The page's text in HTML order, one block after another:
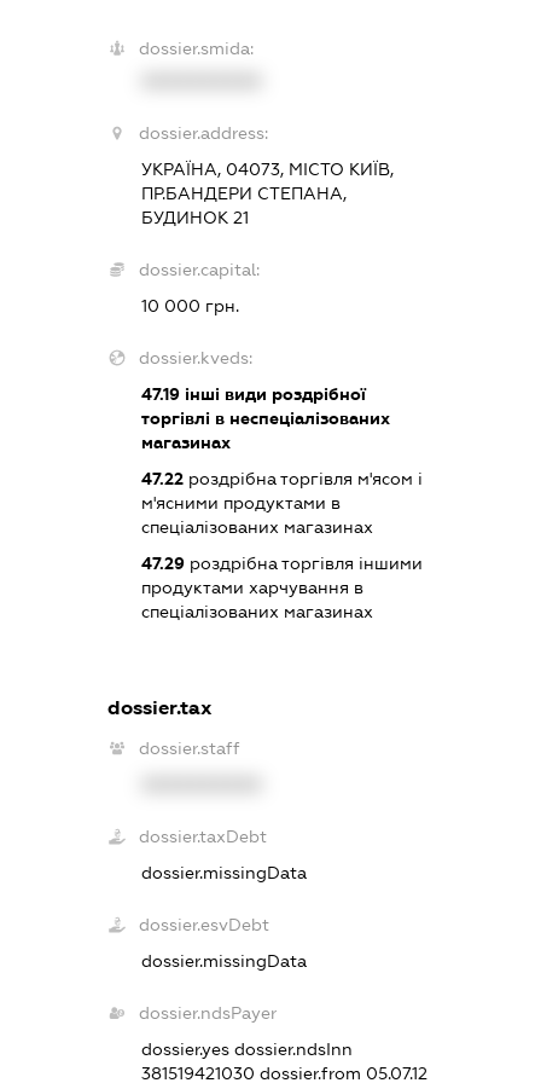
dossier.smida:
dossier.address:
УКРАЇНА, 04073, МІСТО КИЇВ,
ПР.БАНДЕРИ СТЕПАНА,
БУДИНОК 21
dossier.capital:
10 000 грн.
dossier.kveds:
47.19 інші види роздрібної
торгівлі в неспеціалізованих
магазинах
47.22 роздрібна торгівля м'ясом і
м'ясними продуктами в
спеціалізованих магазинах
47.29 роздрібна торгівля іншими
продуктами харчування в
спеціалізованих магазинах
dossier.tax
dossier.staff
dossier.taxDebt
dossier.missingData
dossier.esvDebt
dossier.missingData
dossier.ndsPayer
dossier.yesdossier.ndsInn
381519421030dossier.from 05.07.12